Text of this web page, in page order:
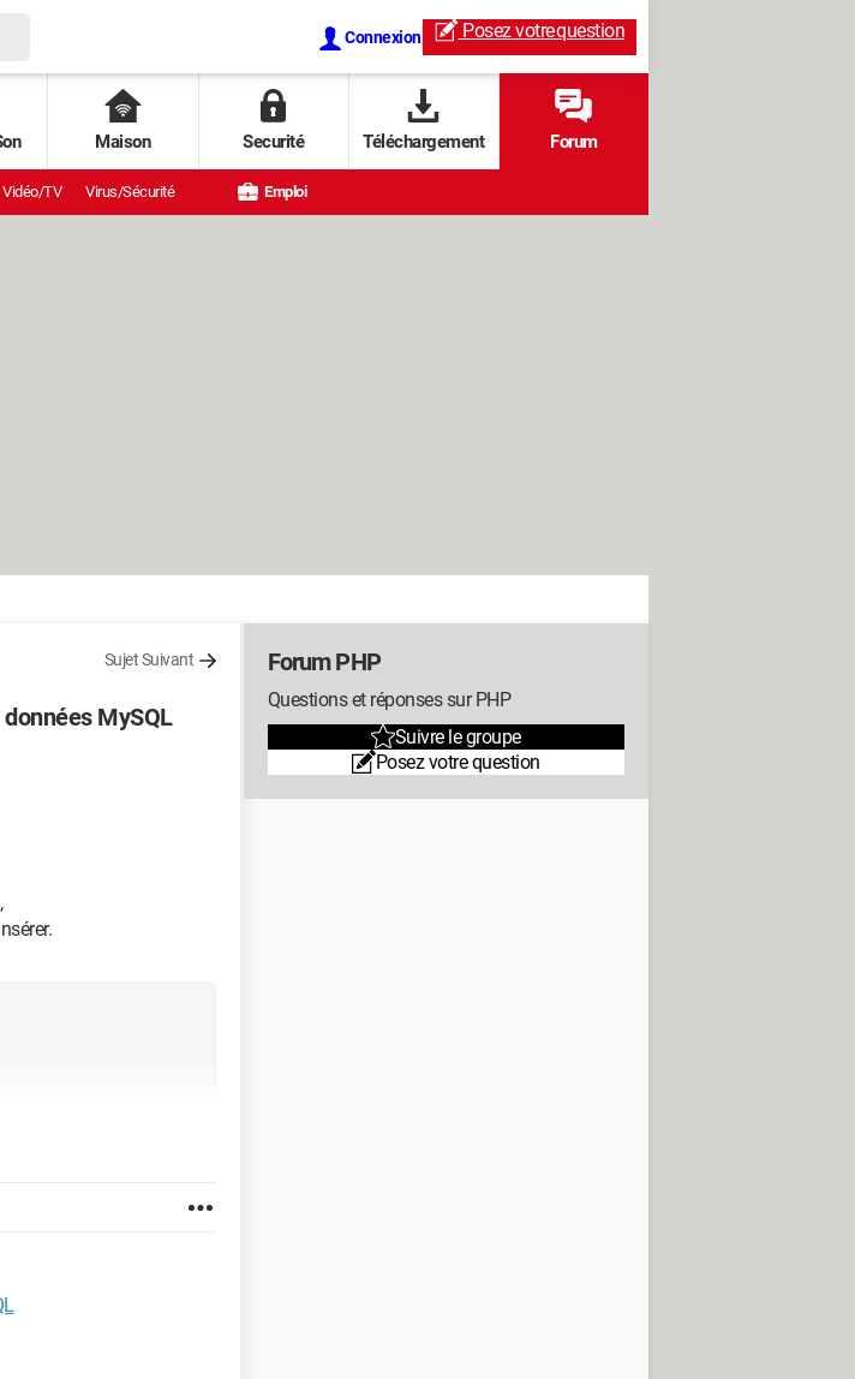
Connexion Posez votrequestion
Maison Securité Téléchargement Forum
Vidéo/TV Virus/Sécurité Emploi
Sujet Suivant
MySQL
Forum PHP
Questions et réponses sur PHP
Suivre le groupe
Posez votre question